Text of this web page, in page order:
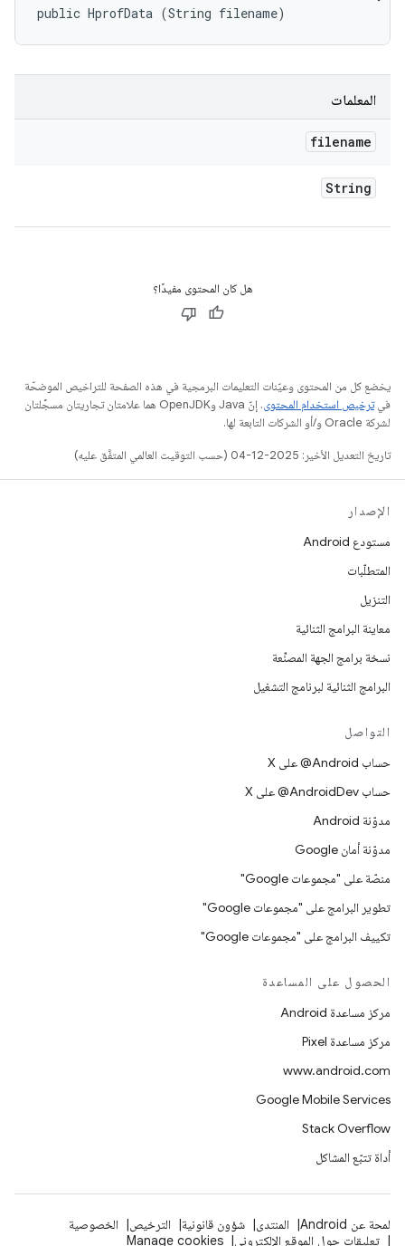
public HprofData (String filename)
المعلمات
filename
String
هل كان المحتوى مفيدًا؟
يخضع كل من المحتوى وعيّنات التعليمات البرمجية في هذه الصفحة للتراخيص الموضحّة
فيترخيص استخدام المحتوى
. إنّ Java وOpenJDK هما علامتان تجاريتان مسجَّلتان
لشركة Oracle و/أو الشركات التابعة لها.
تاريخ التعديل الأخير: 2025-12-04 (حسب التوقيت العالمي المتفَّق عليه)
الإصدار
مستودع Android
المتطلّبات
التنزيل
معاينة البرامج الثنائية
نسخة برامج الجهة المصنِّعة
البرامج الثنائية لبرنامج التشغيل
التواصل
حساب ‎@Android على X
حساب ‎@AndroidDev على X
مدوّنة Android
مدوّنة أمان Google
منصّة على "مجموعات Google"
تطوير البرامج على "مجموعات Google"
تكييف البرامج على "مجموعات Google"
الحصول على المساعدة
مركز مساعدة Android
مركز مساعدة Pixel
www.android.com
Google Mobile Services
Stack Overflow
أداة تتبّع المشاكل
لمحة عن Android المنتدى شؤون قانونية الترخيص
الخصوصية
تعليقات حول الموقع الإلكتروني
Manage cookies